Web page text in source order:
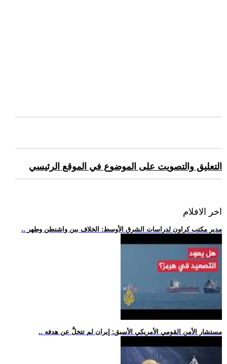
التعليق والتصويت على الموضوع في الموقع الرئيسي
اخر الافلام
.. مدير مكتب كراون لدراسات الشرق الأوسط: الخلاف بين واشنطن وطهر
.. مستشار الأمن القومي الأمريكي الأسبق: إيران لم تتخلَّ عن هدفه